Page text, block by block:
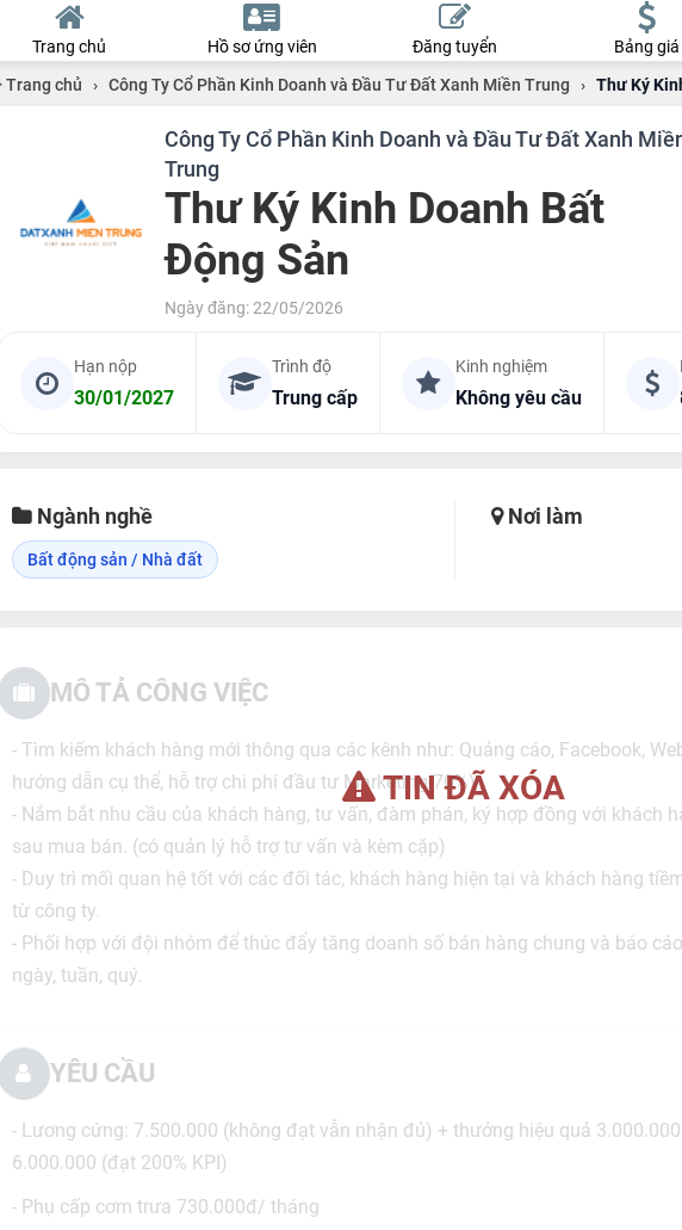
Trang chủ Hồ sơ ứng viên Đăng tuyển Bảng giá
Trang chủ › Công Ty Cổ Phần Kinh Doanh và Đầu Tư Đất Xanh Miền Trung › Thư Ký
Công Ty Cổ Phần Kinh Doanh và Đầu Tư Đất Xanh
Trung
Thư Ký Kinh Doanh Bất
Động Sản
Ngày đăng: 22/05/2026
Hạn nộp
30/01/2027
Trình độ
Trung cấp
Kinh nghiệm
Không yêu cầu
Ngành nghề
Bất động sản / Nhà đất
Nơi làm
TIN ĐÃ XÓA
MÔ TẢ CÔNG VIỆC
- Tìm kiếm khách hàng mới thông qua các kênh như: Quảng cáo, Facebook,
hướng dẫn cụ thể, hỗ trợ chi phí đầu tư Marketing 70%)
- Nắm bắt nhu cầu của khách hàng, tư vấn, đàm phán, ký hợp đồng với khách
sau mua bán. (có quản lý hỗ trợ tư vấn và kèm cặp)
- Duy trì mối quan hệ tốt với các đối tác, khách hàng hiện tại và khách hàng
từ công ty.
- Phối hợp với đội nhóm để thúc đẩy tăng doanh số bán hàng chung và báo
ngày, tuần, quý.
YÊU CẦU
- Lương cứng: 7.500.000 (không đạt vẫn nhận đủ) + thưởng hiệu quả
6.000.000 (đạt 200% KPI)
- Phụ cấp cơm trưa 730.000đ/ tháng